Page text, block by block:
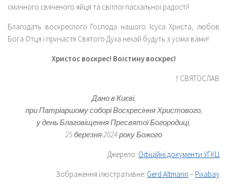
смачного свяченого яйця та світлої пасхальної радості!
Благодать воскреслого Господа нашого Ісуса Христа, любов
Бога Отця і причастя Святого Духа нехай будуть з усіма вами!
Христос воскрес! Воістину воскрес!
† СВЯТОСЛАВ
Дано в Києві,
при Патріаршому соборі Воскресіння Христового,
у день Благовіщення Пресвятої Богородиці,
25 березня 2024 року Божого
Джерело: Офіційні документи УГКЦ
Зображення ілюстративне: Gerd Altmann – Pixabay